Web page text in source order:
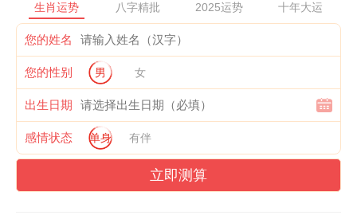
生肖运势 八字精批 2025运势 十年大运
您的姓名
您的性别 男 女
出生日期
感情状态 单身 有伴
立即测算